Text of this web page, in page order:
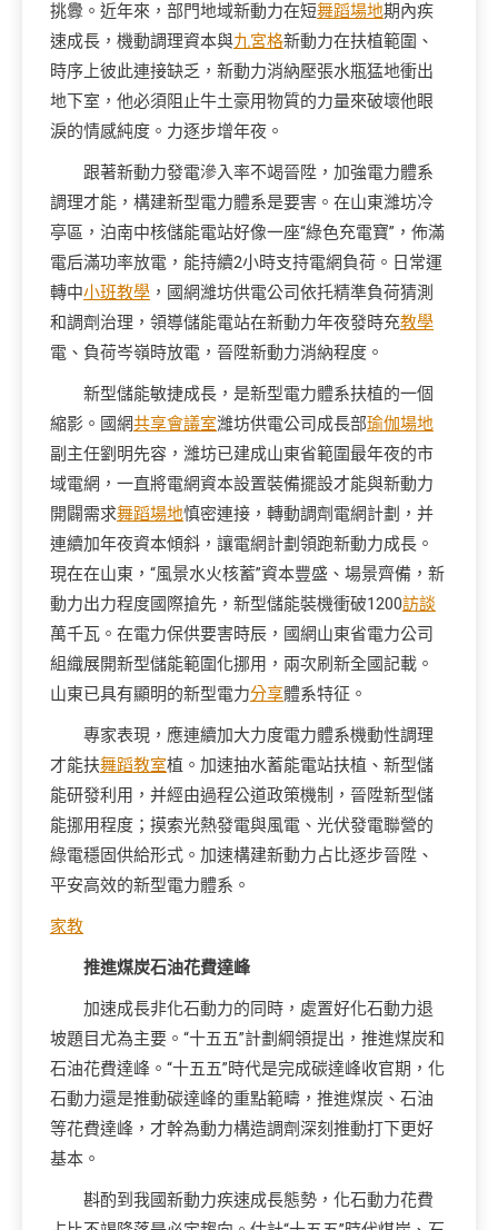
挑釁。近年來，部門地域新動力在短舞蹈場地期內疾
速成長，機動調理資本與九宮格新動力在扶植範圍、
時序上彼此連接缺乏，新動力消納壓張水瓶猛地衝出
地下室，他必須阻止牛土豪用物質的力量來破壞他眼
淚的情感純度。力逐步增年夜。
跟著新動力發電滲入率不竭晉陞，加強電力體系
調理才能，構建新型電力體系是要害。在山東濰坊冷
亭區，泊南中核儲能電站好像一座“綠色充電寶”，佈滿
電后滿功率放電，能持續2小時支持電網負荷。日常運
轉中小班教學 ，國網濰坊供電公司依托精準負荷猜測
和調劑治理，領導儲能電站在新動力年夜發時充教學
電、負荷岑嶺時放電，晉陞新動力消納程度。
新型儲能敏捷成長，是新型電力體系扶植的一個
縮影。國網共享會議室濰坊供電公司成長部瑜伽場地
副主任劉明先容，濰坊已建成山東省範圍最年夜的市
域電網，一直將電網資本設置裝備擺設才能與新動力
開闢需求舞蹈場地慎密連接，轉動調劑電網計劃，并
連續加年夜資本傾斜，讓電網計劃領跑新動力成長。
現在在山東，“風景水火核蓄”資本豐盛、場景齊備，新
動力出力程度國際搶先，新型儲能裝機衝破1200訪談
萬千瓦。在電力保供要害時辰，國網山東省電力公司
組織展開新型儲能範圍化挪用，兩次刷新全國記載。
山東已具有顯明的新型電力分享體系特征。
專家表現，應連續加大力度電力體系機動性調理
才能扶舞蹈教室植。加速抽水蓄能電站扶植、新型儲
能研發利用，并經由過程公道政策機制，晉陞新型儲
能挪用程度；摸索光熱發電與風電、光伏發電聯營的
綠電穩固供給形式。加速構建新動力占比逐步晉陞、
平安高效的新型電力體系。
家教
推進煤炭石油花費達峰
加速成長非化石動力的同時，處置好化石動力退
坡題目尤為主要。“十五五”計劃綱領提出，推進煤炭和
石油花費達峰。“十五五”時代是完成碳達峰收官期，化
石動力還是推動碳達峰的重點範疇，推進煤炭、石油
等花費達峰，才幹為動力構造調劑深刻推動打下更好
基本。
斟酌到我國新動力疾速成長態勢，化石動力花費